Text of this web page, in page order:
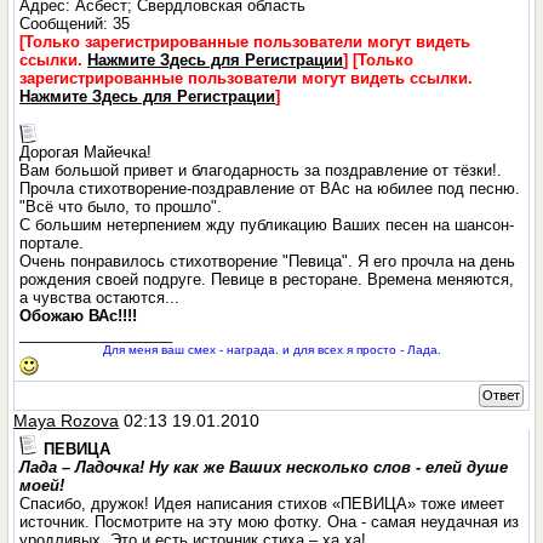
Адрес: Асбест; Свердловская область
Сообщений: 35
[Только зарегистрированные пользователи могут видеть
ссылки. Нажмите Здесь для Регистрации] [Только
зарегистрированные пользователи могут видеть ссылки.
Нажмите Здесь для Регистрации]
Дорогая Майечка!
Вам большой привет и благодарность за поздравление от тёзки!.
Прочла стихотворение-поздравление от ВАс на юбилее под песню.
"Всё что было, то прошло".
С большим нетерпением жду публикацию Ваших песен на шансон-
портале.
Очень понравилось стихотворение "Певица". Я его прочла на день
рождения своей подруге. Певице в ресторане. Времена меняются,
а чувства остаются...
Обожаю ВАс!!!!
Для меня ваш смех - награда. и для всех я просто - Лада.
Ответ
Maya Rozova 02:13 19.01.2010
ПЕВИЦА
Лада – Ладочка! Ну как же Ваших несколько слов - елей душе
моей!
Спасибо, дружок! Идея написания стихов «ПЕВИЦА» тоже имеет
источник. Посмотрите на эту мою фотку. Она - самая неудачная из